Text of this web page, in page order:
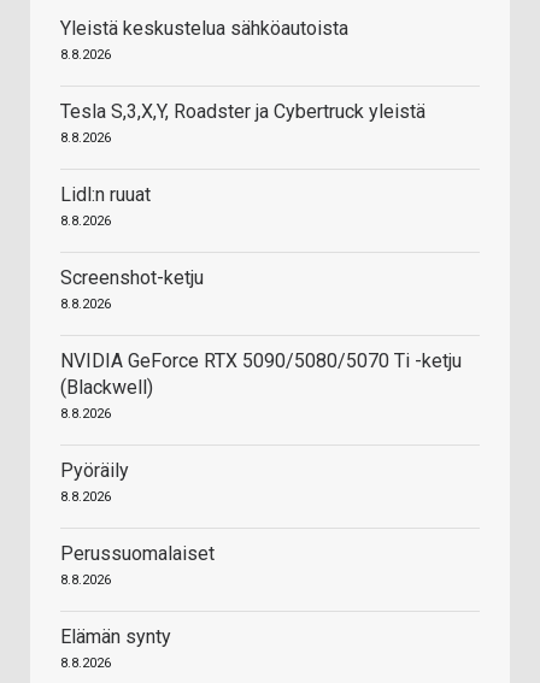
Yleistä keskustelua sähköautoista
8.8.2026
Tesla S,3,X,Y, Roadster ja Cybertruck yleistä
8.8.2026
Lidl:n ruuat
8.8.2026
Screenshot-ketju
8.8.2026
NVIDIA GeForce RTX 5090/5080/5070 Ti -ketju
(Blackwell)
8.8.2026
Pyöräily
8.8.2026
Perussuomalaiset
8.8.2026
Elämän synty
8.8.2026